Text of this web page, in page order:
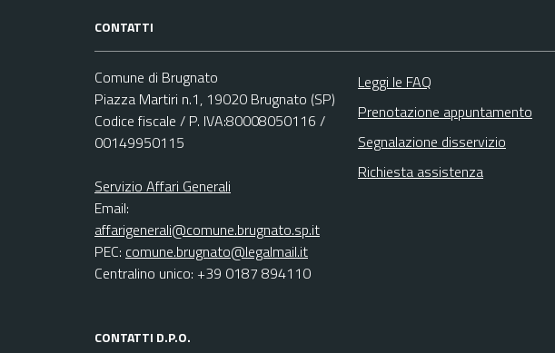
CONTATTI
Comune di Brugnato
Piazza Martiri n.1, 19020 Brugnato (SP)
Codice fiscale / P. IVA:80008050116 /
00149950115
Servizio Affari Generali
Email:
affarigenerali@comune.brugnato.sp.it
PEC: comune.brugnato@legalmail.it
Centralino unico: +39 0187 894110
CONTATTI D.P.O.
Leggi le FAQ
Prenotazione appuntamento
Segnalazione disservizio
Richiesta assistenza